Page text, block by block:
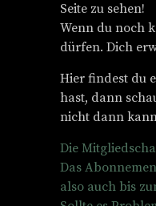
Seite zu sehen!
Wenn du noch
dürfen. Dich
Hier findest du
hast, dann
nicht dann
Die
Das
also auch bis